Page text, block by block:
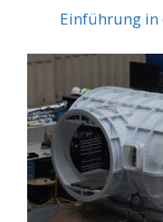
Einführung in